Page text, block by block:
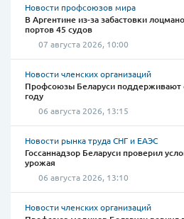
Новости профсоюзов мира
В Аргентине из-за забастовки
портов 45 судов
07 августа 2026, 10:00
Новости членских организаций
Профсоюзы Беларуси поддерживают
году
06 августа 2026, 13:15
Новости рынка труда СНГ и ЕАЭС
Госсаннадзор Беларуси проверил
урожая
06 августа 2026, 13:10
Новости членских организаций